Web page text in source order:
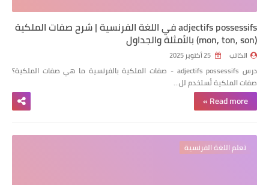
adjectifs possessifs في اللغة الفرنسية | شرح صفات الملكية
(mon, ton, son) بالأمثلة والجداول
الكاتب
درس adjectifs possessifs - صفات الملكية بالفرنسية ما هي صفات الملكية؟
صفات الملكية تُستخدم لل…
Read more »
تعلم اللغة الفرنسية